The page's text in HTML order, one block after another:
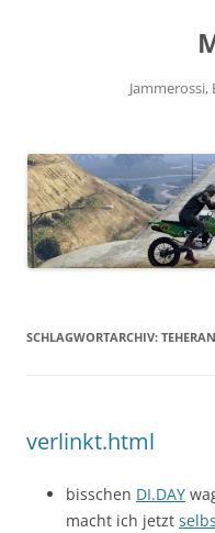
SCHLAGWORTARCHIV: TEHERAN
verlinkt.html
bisschen DI.DAY
macht ich jetzt